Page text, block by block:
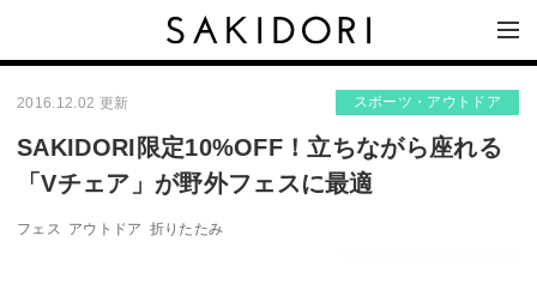
2016.12.02 更新 スポーツ・アウトドア
SAKIDORI限定10%OFF！立ちながら座れる
「Vチェア」が野外フェスに最適
フェス アウトドア 折りたたみ